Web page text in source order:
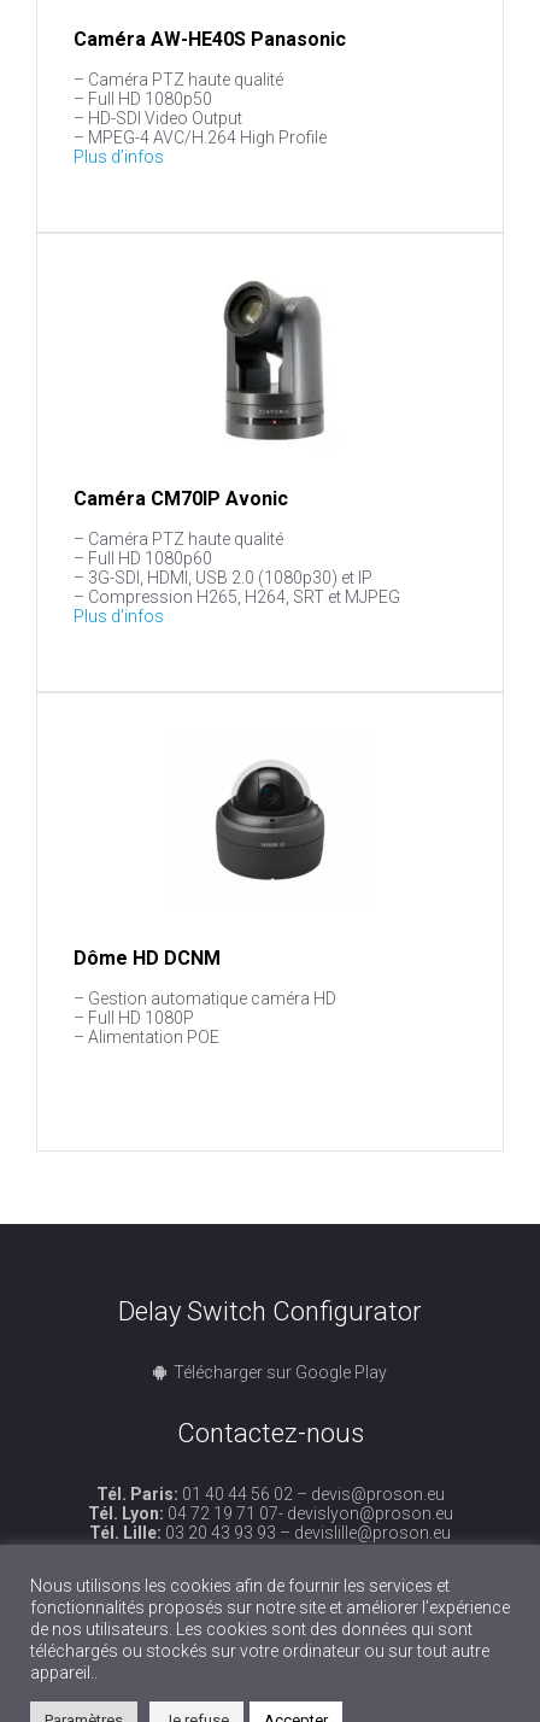
Caméra AW-HE40S Panasonic
– Caméra PTZ haute qualité
– Full HD 1080p50
– HD-SDI Video Output
– MPEG-4 AVC/H.264 High Profile
Plus d’infos
Caméra CM70IP Avonic
– Caméra PTZ haute qualité
– Full HD 1080p60
– 3G-SDI, HDMI, USB 2.0 (1080p30) et IP
– Compression H265, H264, SRT et MJPEG
Plus d’infos
Dôme HD DCNM
– Gestion automatique caméra HD
– Full HD 1080P
– Alimentation POE
Delay Switch Configurator
Télécharger sur Google Play
Contactez-nous
Tél. Paris: 01 40 44 56 02 – devis@proson.eu
Tél. Lyon: 04 72 19 71 07- devislyon@proson.eu
Tél. Lille: 03 20 43 93 93 – devislille@proson.eu
Nous utilisons les cookies afin de fournir les services et
fonctionnalités proposés sur notre site et améliorer l’expérience
de nos utilisateurs. Les cookies sont des données qui sont
téléchargés ou stockés sur votre ordinateur ou sur tout autre
appareil..